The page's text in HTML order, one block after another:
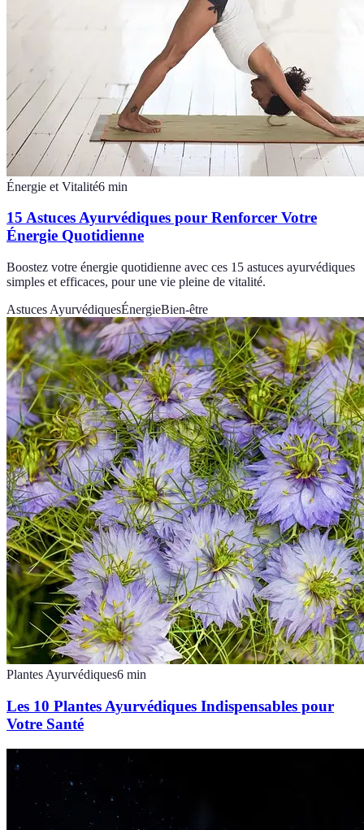
Énergie et Vitalité6 min
15 Astuces Ayurvédiques pour Renforcer Votre
Énergie Quotidienne
Boostez votre énergie quotidienne avec ces 15 astuces ayurvédiques
simples et efficaces, pour une vie pleine de vitalité.
Astuces AyurvédiquesÉnergieBien-être
Plantes Ayurvédiques6 min
Les 10 Plantes Ayurvédiques Indispensables pour
Votre Santé